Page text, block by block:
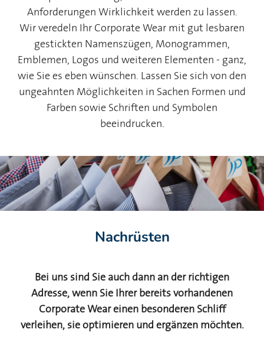
Anforderungen Wirklichkeit werden zu lassen.
Wir veredeln Ihr Corporate Wear mit gut lesbaren
gestickten Namenszügen, Monogrammen,
Emblemen, Logos und weiteren Elementen - ganz,
wie Sie es eben wünschen. Lassen Sie sich von den
ungeahnten Möglichkeiten in Sachen Formen und
Farben sowie Schriften und Symbolen
beeindrucken.
Nachrüsten
Bei uns sind Sie auch dann an der richtigen
Adresse, wenn Sie Ihrer bereits vorhandenen
Corporate Wear einen besonderen Schliff
verleihen, sie optimieren und ergänzen möchten.